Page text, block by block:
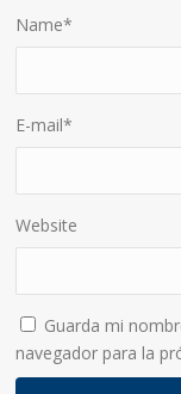
Name*
E-mail*
Website
Guarda mi
navegador para la